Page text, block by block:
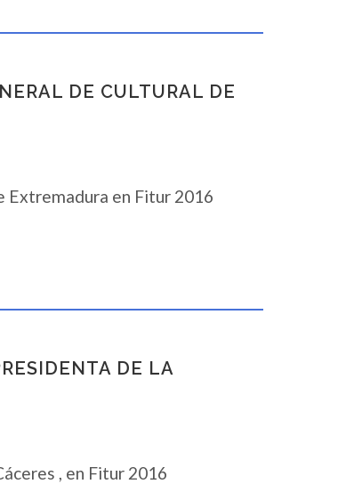
DE CULTURAL DE
Extremadura en Fitur 2016
DE LA
, en Fitur 2016